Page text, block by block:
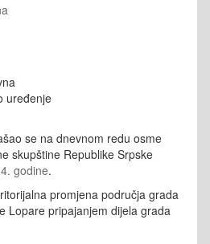
uređenje
se na dnevnom redu osme
skupštine Republike Srpske
godine.
promjena područja grada
Lopare pripajanjem dijela grada